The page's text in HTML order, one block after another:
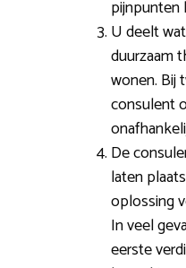
pijnpunten
U deelt
duurzaam
wonen. Bij
consulent
De
laten
oplossing
In veel
eerste